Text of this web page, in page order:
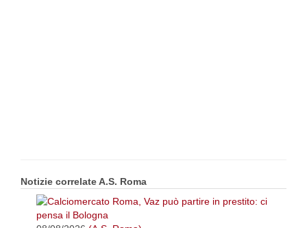
Notizie correlate A.S. Roma